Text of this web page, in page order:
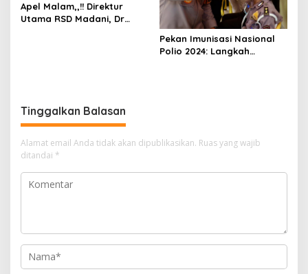
Apel Malam,,!! Direktur
Utama RSD Madani, Dr
Pekan Imunisasi Nasional
Polio 2024: Langkah
Tinggalkan Balasan
Alamat email Anda tidak akan dipublikasikan. Ruas yang wajib
ditandai *